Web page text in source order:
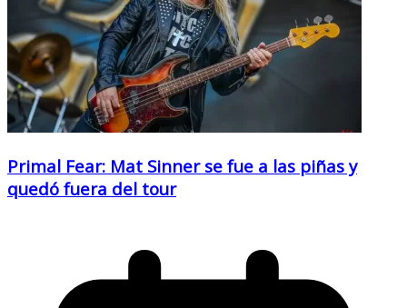
Primal Fear: Mat Sinner se fue a las piñas y
quedó fuera del tour